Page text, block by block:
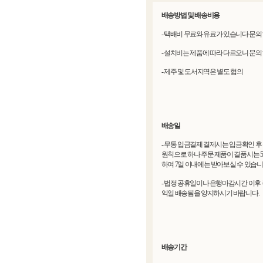
배송방법 및 배송비용
- 택배비 무료와 유료가 있습니다 문
- 설치비는 제품에 따라 다르오니 문
- 제주 및 도서지역은 별도 협의
배송일
- 무통 입금결제 결제시는 입금확인
원칙으로 하나 주문 제품이 결품시는
하여 7일 이내에는 받아보실 수 있습
- 법정 공휴일이나 은행마감시간 이후
익일 배송됨을 양지하시기 바랍니다.
배송기간